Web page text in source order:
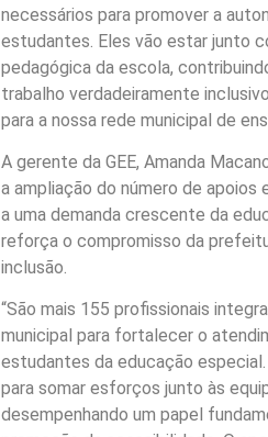
necessários para promover a
estudantes. Eles vão estar junto
pedagógica da escola,
trabalho verdadeiramente
para a nossa rede municipal de
A gerente da GEE, Amanda
a ampliação do número de apoios
a uma demanda crescente da
reforça o compromisso da
inclusão.
“São mais 155 profissionais
municipal para fortalecer o
estudantes da educação
para somar esforços junto às
desempenhando um papel